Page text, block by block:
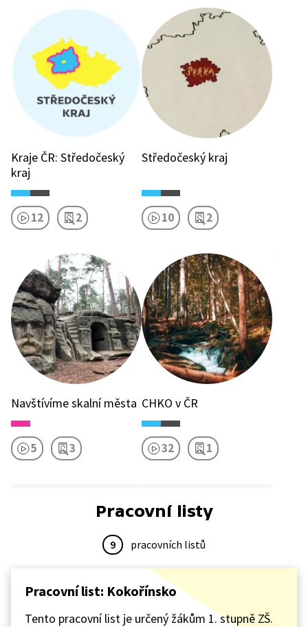
Kraje ČR: Středočeský
kraj
12 2
Středočeský kraj
10 2
Navštívíme skalní města
5 3
CHKO v ČR
32 1
Pracovní listy
9 pracovních listů
Pracovní list: Kokořínsko
Tento pracovní list je určený žákům 1. stupně ZŠ.